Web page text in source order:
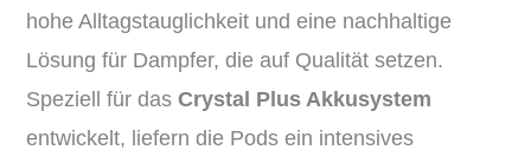
hohe Alltagstauglichkeit und eine nachhaltige
Lösung für Dampfer, die auf Qualität setzen.
Speziell für dasCrystal Plus Akkusystem
entwickelt, liefern die Pods ein intensives